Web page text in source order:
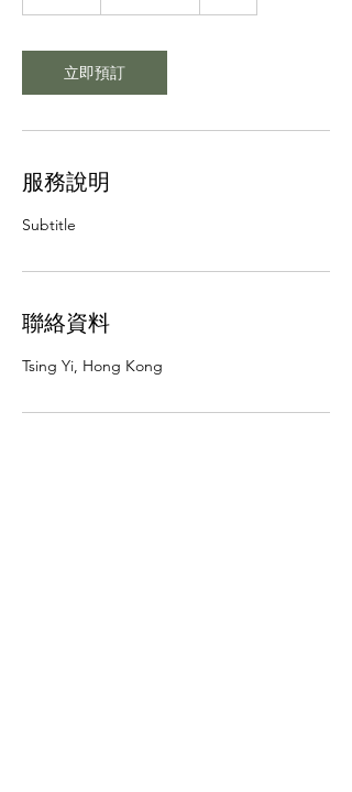
立即預訂
服務說明
Subtitle
聯絡資料
Tsing Yi, Hong Kong